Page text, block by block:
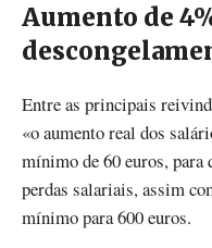
Aumento de
Entre as principais
«o aumento real dos
mínimo de 60 euros, para
perdas salariais, assim
mínimo para 600 euros.